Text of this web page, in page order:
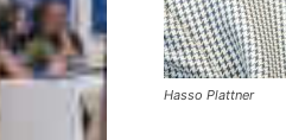
Hasso Plattner